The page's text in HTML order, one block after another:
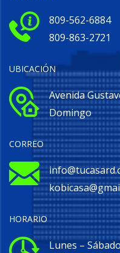
809-562-6884
809-863-2721
UBICACIÓN
Avenida
Domingo
CORREO
HORARIO
Lunes –